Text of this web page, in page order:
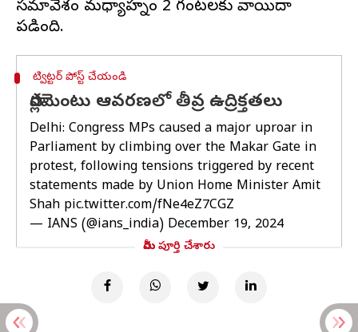
సమావేశం మధ్యాహ్నం 2 గంటలకు వాయిదా
ట్విట్టర్ పోస్ట్ చేయండి
పార్లమెంటు ఆవరణలో తీవ్ర ఉద్రిక్తతలు
Delhi: Congress MPs caused a major uproar in
Parliament by climbing over the Makar Gate in
protest, following tensions triggered by recent
statements made by Union Home Minister Amit
Shah pic.twitter.com/fNe4eZ7CGZ
— IANS (@ians_india) December 19, 2024
మీరు పూర్తి చేశారు